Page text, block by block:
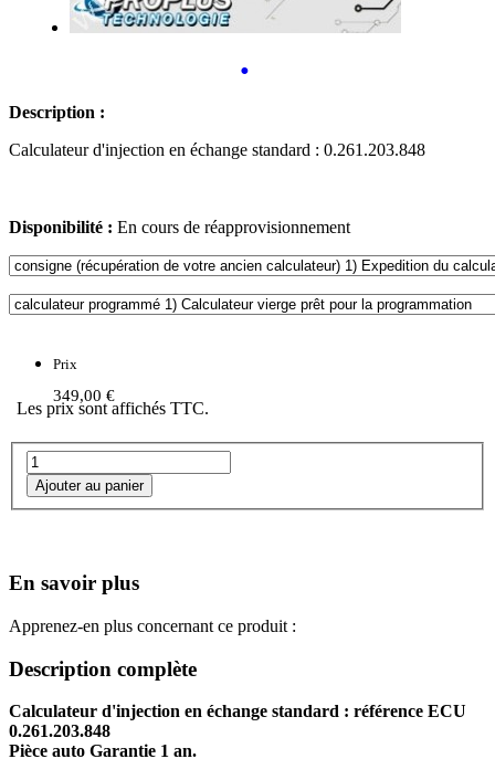
•
Description :
Calculateur d'injection en échange standard : 0.261.203.848
Disponibilité : En cours de réapprovisionnement
Prix
349,00 €
Les prix sont affichés TTC.
En savoir plus
Apprenez-en plus concernant ce produit :
Description complète
Calculateur d'injection en échange standard : référence ECU
0.261.203.848
Pièce auto Garantie 1 an.